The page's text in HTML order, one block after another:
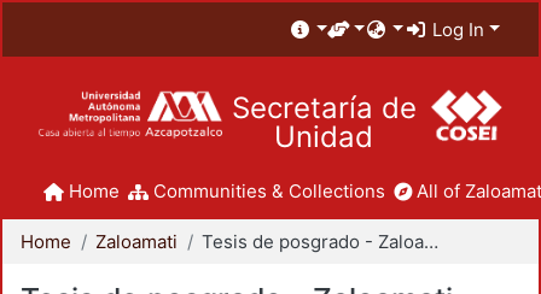
Log In
Secretaría de
Unidad
Home Communities & Collections All of
Home Zaloamati Tesis de posgrado - Zaloamati